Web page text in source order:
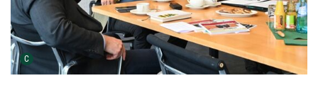
C Urheber der Grafik: